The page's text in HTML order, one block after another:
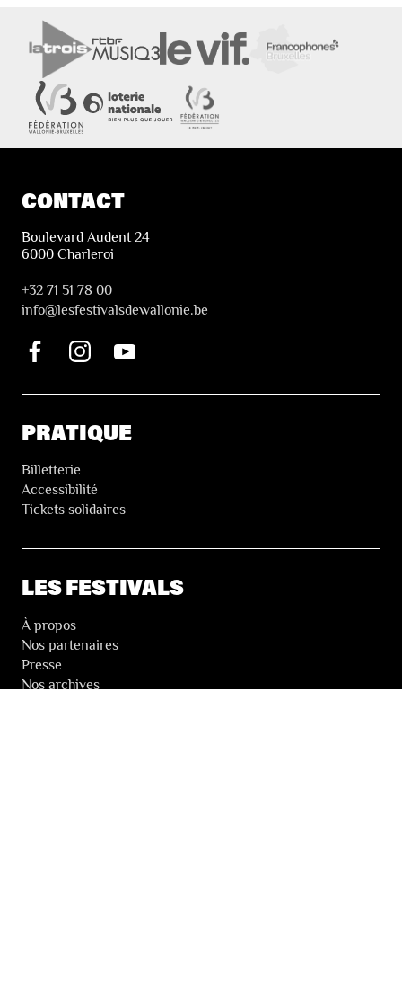
CONTACT
Boulevard Audent 24
6000 Charleroi
+32 71 51 78 00
info@lesfestivalsdewallonie.be
PRATIQUE
Billetterie
Accessibilité
Tickets solidaires
LES FESTIVALS
À propos
Nos partenaires
Presse
Nos archives